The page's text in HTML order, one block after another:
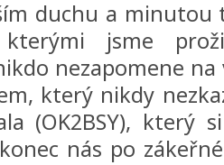
duchu a minutou
jsme
nezapomene
který nikdy
(OK2BSY), který
nás po